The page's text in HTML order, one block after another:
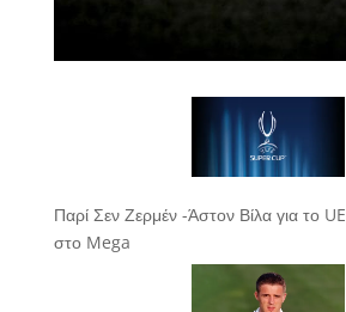
Παρί Σεν Ζερμέν -Άστον Βίλα για το
στο Mega